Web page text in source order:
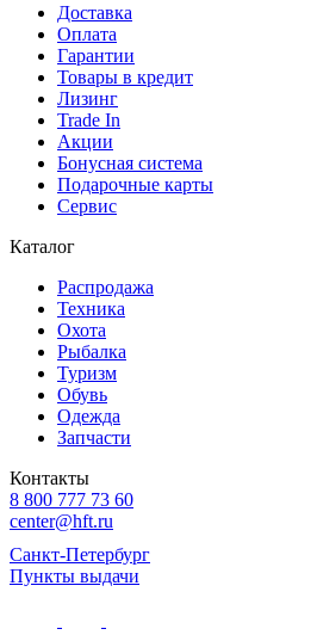
Доставка
Оплата
Гарантии
Товары в кредит
Лизинг
Trade In
Акции
Бонусная система
Подарочные карты
Сервис
Каталог
Распродажа
Техника
Охота
Рыбалка
Туризм
Обувь
Одежда
Запчасти
Контакты
8 800 777 73 60
center@hft.ru
Санкт-Петербург
Пункты выдачи